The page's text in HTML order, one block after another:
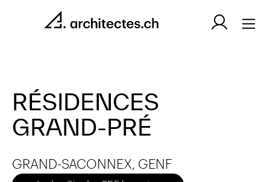
RÉSIDENCES
GRAND-PRÉ
GRAND-SACONNEX, GENF